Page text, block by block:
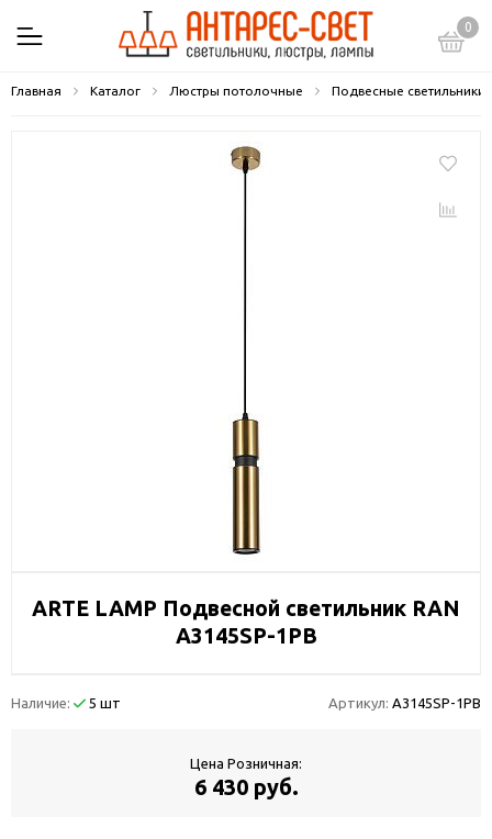
0
Главная Каталог Люстры потолочные Подвесные светильники
ARTE LAMP Подвесной светильник RAN
A3145SP-1PB
Наличие: 5 шт Артикул: A3145SP-1PB
Цена Розничная:
6 430 руб.